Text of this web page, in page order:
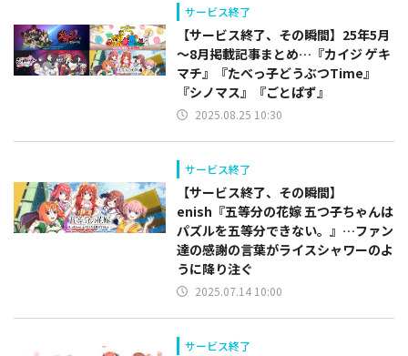
サービス終了
【サービス終了、その瞬間】25年5月
～8月掲載記事まとめ…『カイジ ゲキ
マチ』『たべっ子どうぶつTime』
『シノマス』『ごとぱず』
2025.08.25 10:30
サービス終了
【サービス終了、その瞬間】
enish『五等分の花嫁 五つ子ちゃんは
パズルを五等分できない。』…ファン
達の感謝の言葉がライスシャワーのよ
うに降り注ぐ
2025.07.14 10:00
サービス終了